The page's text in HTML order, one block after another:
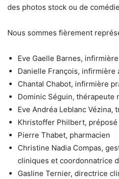
des photos stock ou de
Nous sommes fièrement
Eve Gaelle Barnes,
Danielle François, infirmière
Chantal Chabot, infirmière
Dominic Séguin, thérapeute
Eve Andréa Leblanc Vézina,
Khristoffer Philbert, préposé
Pierre Thabet, pharmacien
Christine Nadia Compas,
cliniques et coordonnatrice
Gasline Ternier, directrice